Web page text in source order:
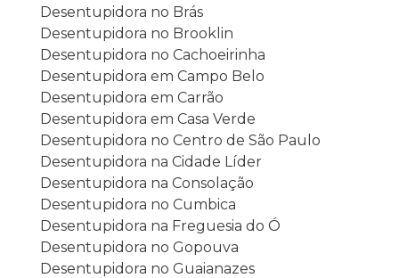
Desentupidora no Brás
Desentupidora no Brooklin
Desentupidora no Cachoeirinha
Desentupidora em Campo Belo
Desentupidora em Carrão
Desentupidora em Casa Verde
Desentupidora no Centro de São Paulo
Desentupidora na Cidade Líder
Desentupidora na Consolação
Desentupidora no Cumbica
Desentupidora na Freguesia do Ó
Desentupidora no Gopouva
Desentupidora no Guaianazes